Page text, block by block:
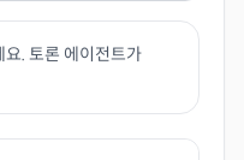
. 토론 에이전트가